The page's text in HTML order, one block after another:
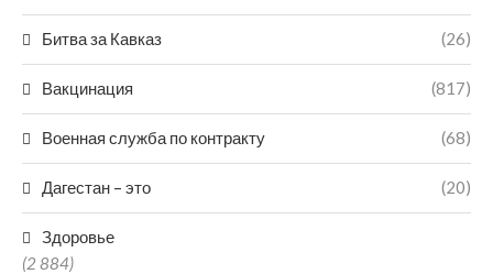
Битва за Кавказ (26)
Вакцинация (817)
Военная служба по контракту (68)
Дагестан – это (20)
Здоровье
(2 884)